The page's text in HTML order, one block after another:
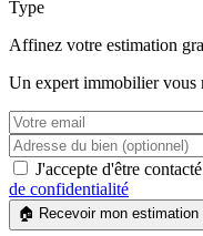
Type
Affinez votre estimation
Un expert immobilier vous
J'accepte d'être
de confidentialité
🏠 Recevoir mon estimation